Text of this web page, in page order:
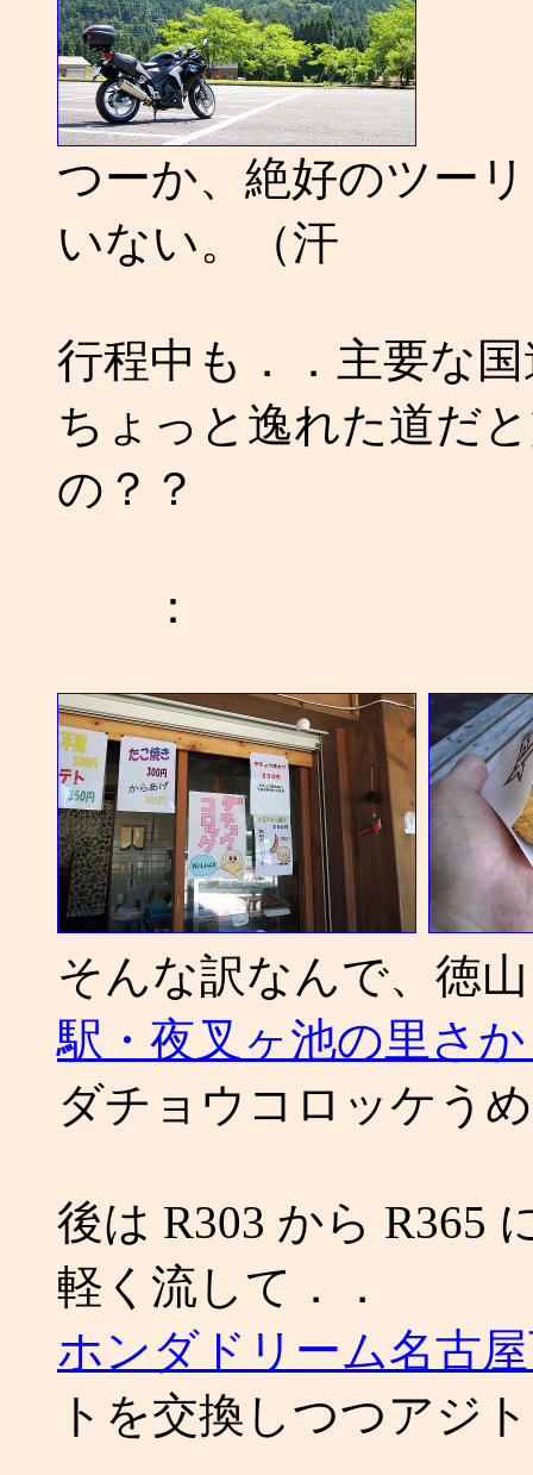
つーか、絶好のツー
いない。（汗
行程中も．．主要な
ちょっと逸れた道だ
の？？
：
そんな訳なんで、徳
駅・夜叉ヶ池の里さ
ダチョウコロッケう
後は R303 から R365
軽く流して．．
ホンダドリーム名古
トを交換しつつアジ